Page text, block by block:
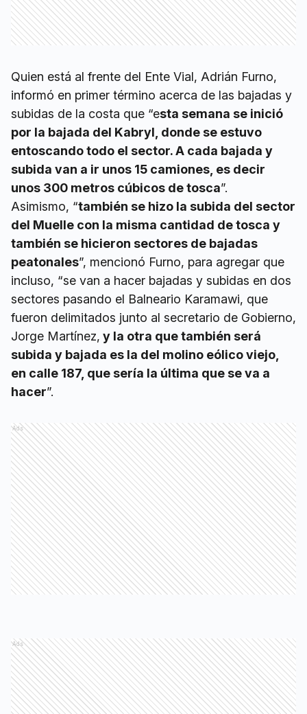
Quien está al frente del Ente Vial, Adrián Furno,
informó en primer término acerca de las bajadas y
subidas de la costa que “esta semana se inició
por la bajada del Kabryl, donde se estuvo
entoscando todo el sector. A cada bajada y
subida van a ir unos 15 camiones, es decir
unos 300 metros cúbicos de tosca”.
Asimismo, “también se hizo la subida del sector
del Muelle con la misma cantidad de tosca y
también se hicieron sectores de bajadas
peatonales”, mencionó Furno, para agregar que
incluso, “se van a hacer bajadas y subidas en dos
sectores pasando el Balneario Karamawi, que
fueron delimitados junto al secretario de Gobierno,
Jorge Martínez, y la otra que también será
subida y bajada es la del molino eólico viejo,
en calle 187, que sería la última que se va a
hacer”.
Ads
Ads